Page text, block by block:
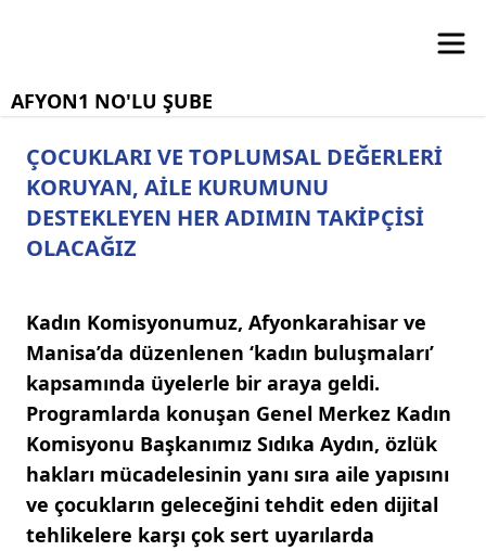
AFYON1 NO'LU ŞUBE
ÇOCUKLARI VE TOPLUMSAL DEĞERLERİ
KORUYAN, AİLE KURUMUNU
DESTEKLEYEN HER ADIMIN TAKİPÇİSİ
OLACAĞIZ
Kadın Komisyonumuz, Afyonkarahisar ve
Manisa’da düzenlenen ‘kadın buluşmaları’
kapsamında üyelerle bir araya geldi.
Programlarda konuşan Genel Merkez Kadın
Komisyonu Başkanımız Sıdıka Aydın, özlük
hakları mücadelesinin yanı sıra aile yapısını
ve çocukların geleceğini tehdit eden dijital
tehlikelere karşı çok sert uyarılarda